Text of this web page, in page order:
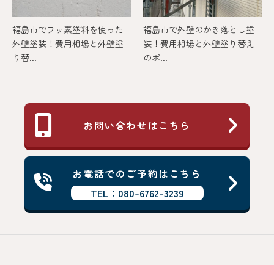
福島市でフッ素塗料を使った
外壁塗装！費用相場と外壁塗
り替...
福島市で外壁のかき落とし塗
装！費用相場と外壁塗り替え
のポ...
お問い合わせはこちら
お電話でのご予約はこちら
TEL：080-6762-3239